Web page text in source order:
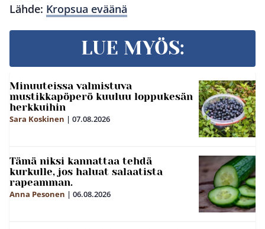
Lähde: Kropsua eväänä
LUE MYÖS:
Minuuteissa valmistuva
mustikkapöperö kuuluu loppukesän
herkkuihin
Sara Koskinen | 07.08.2026
Tämä niksi kannattaa tehdä
kurkulle, jos haluat salaatista
rapeamman.
Anna Pesonen | 06.08.2026